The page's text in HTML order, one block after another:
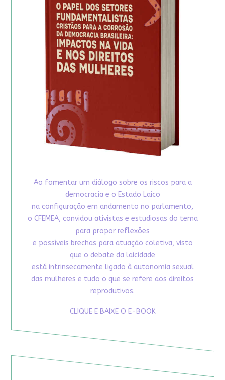
Ao fomentar um diálogo sobre os riscos para a
democracia e o Estado Laico
na configuração em andamento no parlamento,
o CFEMEA, convidou ativistas e estudiosas do tema
para propor reflexões
e possíveis brechas para atuação coletiva, visto
que o debate da laicidade
está intrinsecamente ligado à autonomia sexual
das mulheres e tudo o que se refere aos direitos
reprodutivos.
CLIQUE E BAIXE O E-BOOK